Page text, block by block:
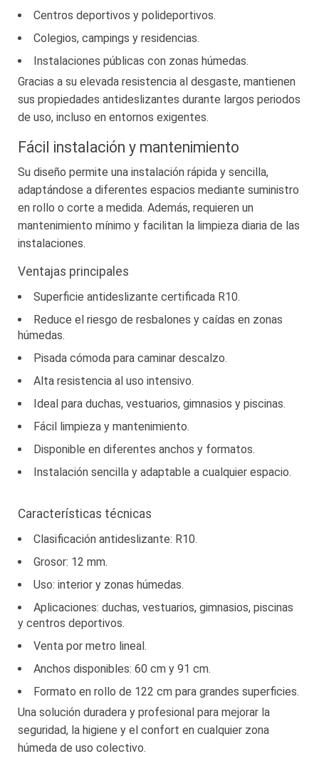
Centros deportivos y polideportivos.
Colegios, campings y residencias.
Instalaciones públicas con zonas húmedas.
Gracias a su elevada resistencia al desgaste, mantienen
sus propiedades antideslizantes durante largos periodos
de uso, incluso en entornos exigentes.
Fácil instalación y mantenimiento
Su diseño permite una instalación rápida y sencilla,
adaptándose a diferentes espacios mediante suministro
en rollo o corte a medida. Además, requieren un
mantenimiento mínimo y facilitan la limpieza diaria de las
instalaciones.
Ventajas principales
Superficie antideslizante certificada R10.
Reduce el riesgo de resbalones y caídas en zonas
húmedas.
Pisada cómoda para caminar descalzo.
Alta resistencia al uso intensivo.
Ideal para duchas, vestuarios, gimnasios y piscinas.
Fácil limpieza y mantenimiento.
Disponible en diferentes anchos y formatos.
Instalación sencilla y adaptable a cualquier espacio.
Características técnicas
Clasificación antideslizante: R10.
Grosor: 12 mm.
Uso: interior y zonas húmedas.
Aplicaciones: duchas, vestuarios, gimnasios, piscinas
y centros deportivos.
Venta por metro lineal.
Anchos disponibles: 60 cm y 91 cm.
Formato en rollo de 122 cm para grandes superficies.
Una solución duradera y profesional para mejorar la
seguridad, la higiene y el confort en cualquier zona
húmeda de uso colectivo.